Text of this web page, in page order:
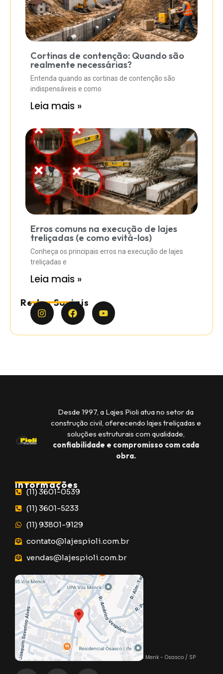
Cortinas de contenção: Quando são
realmente necessárias?
Entenda quando as cortinas de contenção são
indispensáveis e como
Leia mais »
Erros comuns na execução de lajes
treliçadas (e como evitá-los)
Conheça os principais erros na execução de lajes
treliçadas e
Leia mais »
Redes Sociais
Desde 1997, a Lajes Pioli atua no setor da
construção civil, oferecendo lajes treliçadas e
soluções estruturais com qualidade,
confiabilidade e compromisso com cada
obra.
Informações
(11) 3601-0539
(11) 3601-5233
(11) 93801-9129
contato@lajespioli.com.br
vendas@lajespioli.com.br
Mapa
Av. Doutor Alberto Jackson Byington, n° 620 – Vila Menk - Osasco / SP